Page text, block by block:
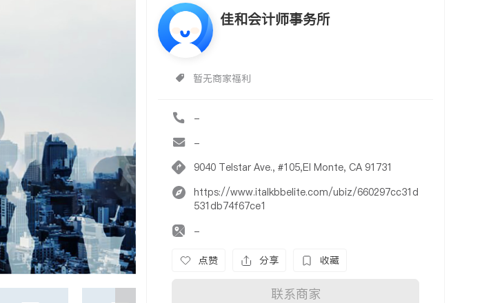
佳和会计师事务所
暂无商家福利
-
-
9040 Telstar Ave., #105,El Monte, CA 91731
https://www.italkbbelite.com/ubiz/660297cc31d
531db74f67ce1
-
点赞 分享 收藏
联系商家